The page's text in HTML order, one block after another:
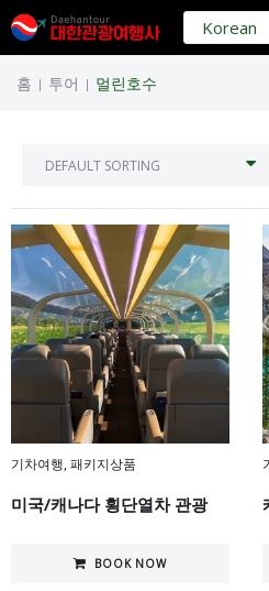
홈 | 투어 | 멀린호수
기차여행,패키지상품
미국/캐나다 횡단열차 관광
BOOK NOW